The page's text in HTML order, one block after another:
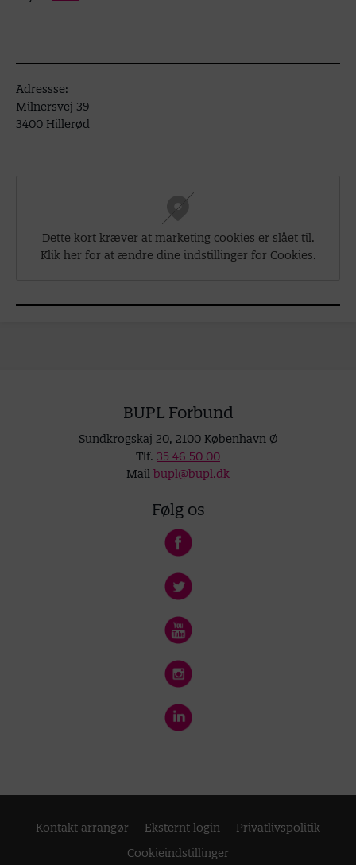
Adressse:
Milnersvej 39
3400 Hillerød
Dette kort kræver at marketing cookies er slået til.
Klik her for at ændre dine indstillinger for Cookies.
BUPL Forbund
Sundkrogskaj 20, 2100 København Ø
Tlf. 35 46 50 00
Mail bupl@bupl.dk
Følg os
Kontakt arrangør Eksternt login
Privatlivspolitik
Cookieindstillinger